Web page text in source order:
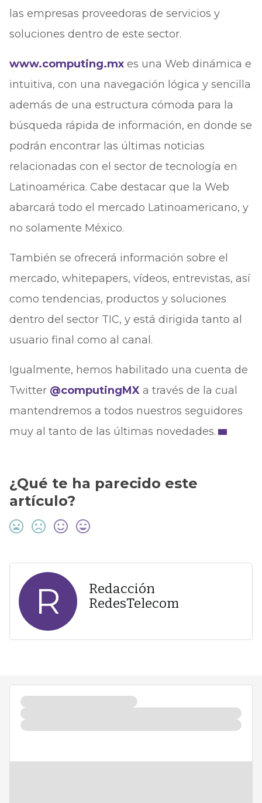
las empresas proveedoras de servicios y
soluciones dentro de este sector.
www.computing.mxes una Web dinámica e
intuitiva, con una navegación lógica y sencilla
además de una estructura cómoda para la
búsqueda rápida de información, en donde se
podrán encontrar las últimas noticias
relacionadas con el sector de tecnología en
Latinoamérica. Cabe destacar que la Web
abarcará todo el mercado Latinoamericano, y
no solamente México.
También se ofrecerá información sobre el
mercado, whitepapers, vídeos, entrevistas, así
como tendencias, productos y soluciones
dentro del sector TIC, y está dirigida tanto al
usuario final como al canal.
Igualmente, hemos habilitado una cuenta de
Twitter @computingMX a través de la cual
mantendremos a todos nuestros seguidores
muy al tanto de las últimas novedades.
¿Qué te ha parecido este
artículo?
R
Redacción
RedesTelecom